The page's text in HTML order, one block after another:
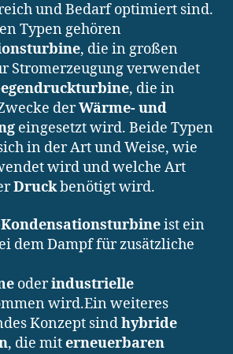
und Bedarf optimiert sind.
Typen gehören
, die in großen
Stromerzeugung verwendet
, die in
derWärme- und
eingesetzt wird. Beide Typen
in der Art und Weise, wie
wird und welche Art
Druckbenötigt wird.
ist ein
dem Dampf für zusätzliche
oderindustrielle
wird.Ein weiteres
Konzept sindhybride
, die miterneuerbaren